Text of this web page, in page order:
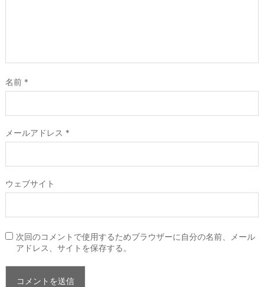
名前 *
メールアドレス *
ウェブサイト
次回のコメントで使用するためブラウザーに自分の名前、メール
アドレス、サイトを保存する。